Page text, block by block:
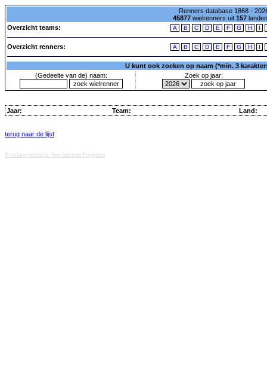
Renners database 1868 -
45877wielrenners uit 157
Overzicht teams:
A B C D E F G H I
Overzicht renners: A B C D E F G H I
U kunt ook zoeken op naam (*min. 3
(Gedeelte van de) naam:
Zoek op jaar:
Jaar: Team: Land:
terug naar de lijst
Database techniek: Sini Internet Projecten